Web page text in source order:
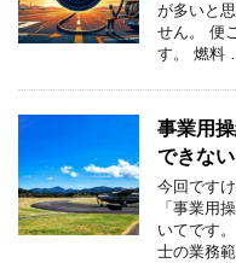
が多いと
せん。 便
す。 燃料
事業用
できな
今回です
「事業用
いてです
士の業務